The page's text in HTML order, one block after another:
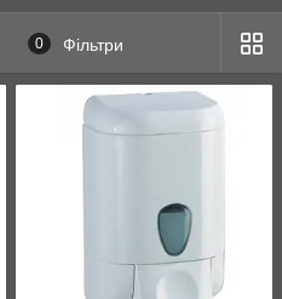
0 Фільтри